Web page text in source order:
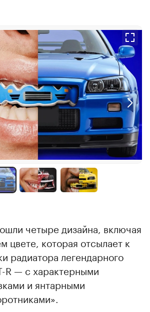
четыре дизайна, включая
цвете, которая отсылает к
радиатора легендарного
R — с характерными
и янтарными